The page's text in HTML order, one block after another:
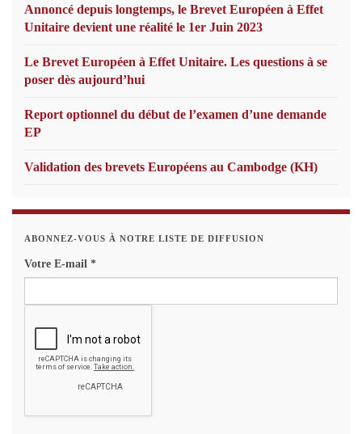
Annoncé depuis longtemps, le Brevet Européen à Effet
Unitaire devient une réalité le 1er Juin 2023
Le Brevet Européen à Effet Unitaire. Les questions à se
poser dès aujourd’hui
Report optionnel du début de l’examen d’une demande
EP
Validation des brevets Européens au Cambodge (KH)
ABONNEZ-VOUS À NOTRE LISTE DE DIFFUSION
Votre E-mail *